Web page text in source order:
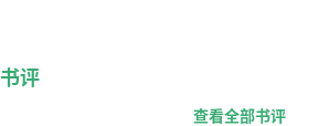
书评
查看全部书评